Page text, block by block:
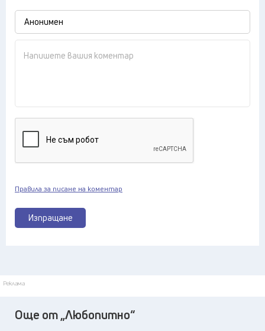
Изпращане
Правила за писане на коментар
Реклама
Още от „Любопитно“